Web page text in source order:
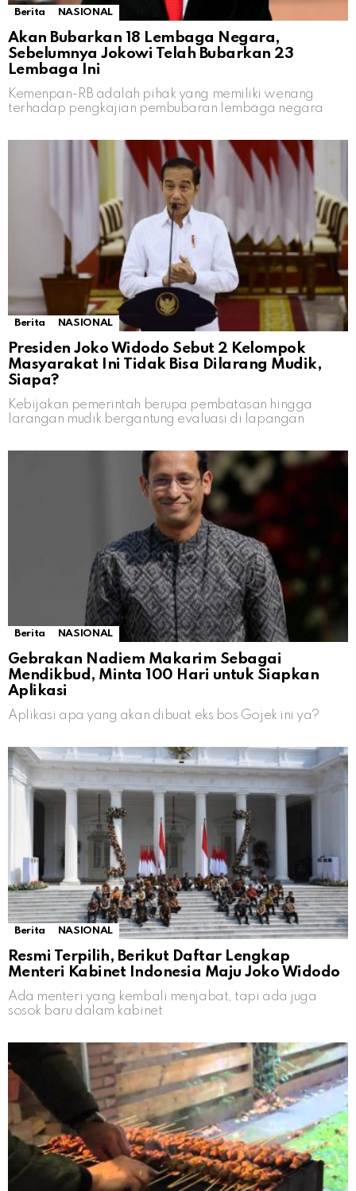
Berita NASIONAL
Akan Bubarkan 18 Lembaga Negara,
Sebelumnya Jokowi Telah Bubarkan 23
Lembaga Ini
Kemenpan-RB adalah pihak yang memiliki wenang
terhadap pengkajian pembubaran lembaga negara
Berita NASIONAL
Presiden Joko Widodo Sebut 2 Kelompok
Masyarakat Ini Tidak Bisa Dilarang Mudik,
Siapa?
Kebijakan pemerintah berupa pembatasan hingga
larangan mudik bergantung evaluasi di lapangan
Berita NASIONAL
Gebrakan Nadiem Makarim Sebagai
Mendikbud, Minta 100 Hari untuk Siapkan
Aplikasi
Aplikasi apa yang akan dibuat eks bos Gojek ini ya?
Berita NASIONAL
Resmi Terpilih, Berikut Daftar Lengkap
Menteri Kabinet Indonesia Maju Joko Widodo
Ada menteri yang kembali menjabat, tapi ada juga
sosok baru dalam kabinet